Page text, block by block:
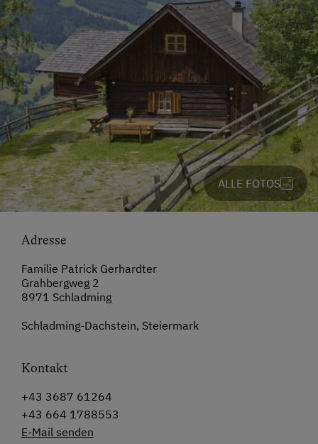
ALLE FOTOS
Adresse
Familie Patrick Gerhardter
Grahbergweg 2
8971 Schladming
Schladming-Dachstein, Steiermark
Kontakt
+43 3687 61264
+43 664 1788553
E-Mail senden